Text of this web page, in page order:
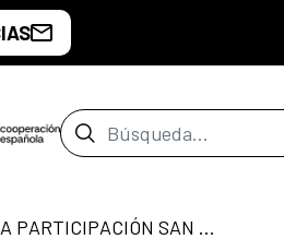
Barra de búsqueda
CONVOCATORIA PARTICIPACIÓN SAN JOSÉ CIUDAD PAISAJE